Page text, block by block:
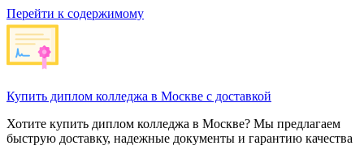
Перейти к содержимому
Купить диплом колледжа в Москве с доставкой
Хотите купить диплом колледжа в Москве? Мы предлагаем
быструю доставку, надежные документы и гарантию качества